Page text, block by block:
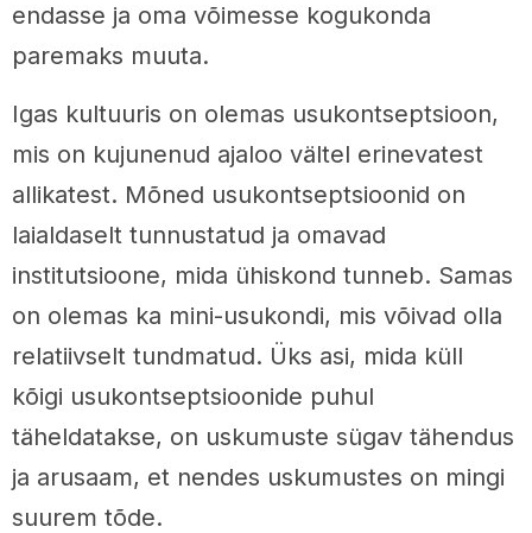
endasse ja oma võimesse kogukonda
paremaks muuta.
Igas kultuuris on olemas usukontseptsioon,
mis on kujunenud ajaloo vältel erinevatest
allikatest. Mõned usukontseptsioonid on
laialdaselt tunnustatud ja omavad
institutsioone, mida ühiskond tunneb. Samas
on olemas ka mini-usukondi, mis võivad olla
relatiivselt tundmatud. Üks asi, mida küll
kõigi usukontseptsioonide puhul
täheldatakse, on uskumuste sügav tähendus
ja arusaam, et nendes uskumustes on mingi
suurem tõde.